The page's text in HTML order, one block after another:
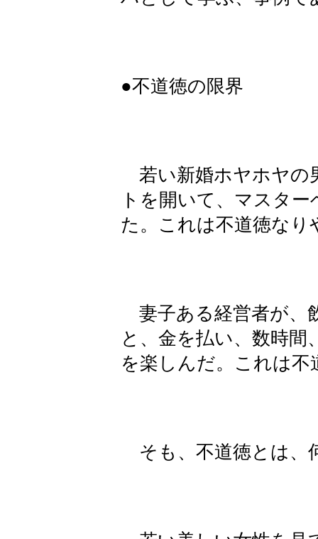
●不道徳の限界
若い新婚ホヤホヤの
トを開いて、マスタ
た。これは不道徳なり
妻子ある経営者が、
と、金を払い、数時
を楽しんだ。これは
そも、不道徳とは、